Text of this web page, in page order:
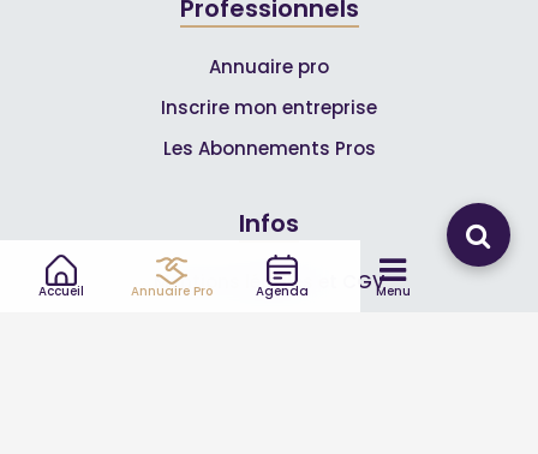
Accueil Annuaire Pro Agenda Menu
Professionnels
Annuaire pro
Inscrire mon entreprise
Les Abonnements Pros
Infos
Mentions légales et CGV